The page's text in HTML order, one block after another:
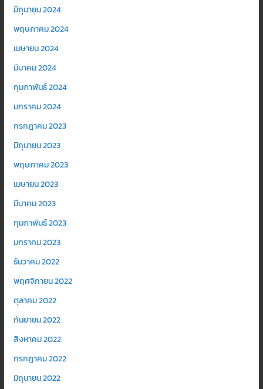
มิถุนายน 2024
พฤษภาคม 2024
เมษายน 2024
มีนาคม 2024
กุมภาพันธ์ 2024
มกราคม 2024
กรกฎาคม 2023
มิถุนายน 2023
พฤษภาคม 2023
เมษายน 2023
มีนาคม 2023
กุมภาพันธ์ 2023
มกราคม 2023
ธันวาคม 2022
พฤศจิกายน 2022
ตุลาคม 2022
กันยายน 2022
สิงหาคม 2022
กรกฎาคม 2022
มิถุนายน 2022